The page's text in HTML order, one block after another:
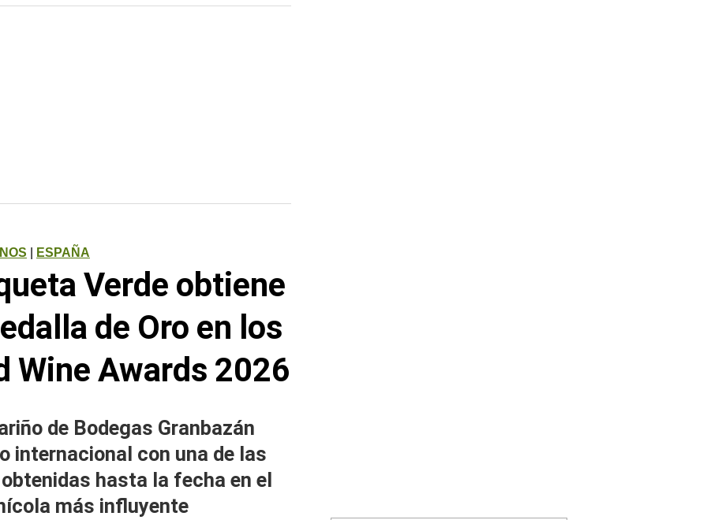
ESPAÑA
Verde obtiene
de Oro en los
Wine Awards 2026
de Bodegas Granbazán
internacional con una de las
hasta la fecha en el
más influyente